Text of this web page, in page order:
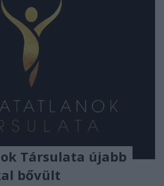
Társulata újabb
bővült